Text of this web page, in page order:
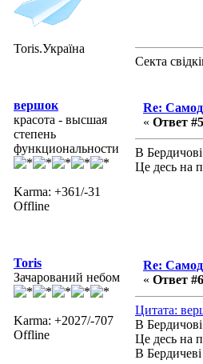
Toris.Україна
Секта
вершок
красота - высшая
степень
функциональности
Karma: +361/-31
Offline
Re:
« Ответ
В Бердичові
Це десь на
Toris
Зачарований небом
Karma: +2027/-707
Offline
Re:
« Ответ
Цитата:
В Бердичові
Це десь на
В